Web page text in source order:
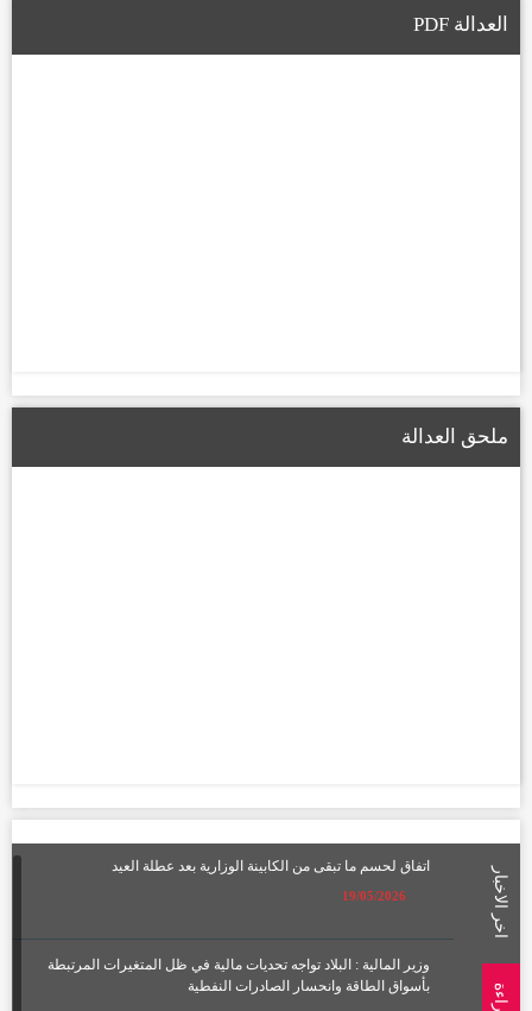
العدالة PDF
ملحق العدالة
اتفاق لحسم ما تبقى من الكابينة الوزارية بعد عطلة العيد
19/05/2026
وزير المالية : البلاد تواجه تحديات مالية في ظل المتغيرات المرتبطة
بأسواق الطاقة وانحسار الصادرات النفطية
اخر الاخبار